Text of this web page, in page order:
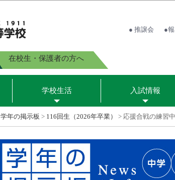
● 推譲会 ●
在校生・保護者の方へ
学校生活 入試情報
学年の掲示板 > 116回生（2026年卒業） > 応援合戦の練習中